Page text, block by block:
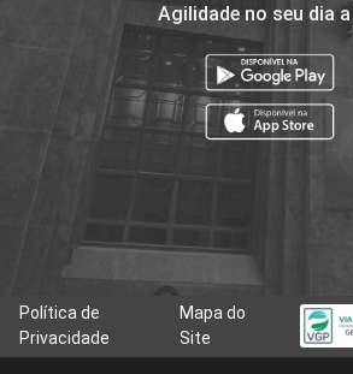
Agilidade no seu dia
Política de
Privacidade
Mapa do
Site